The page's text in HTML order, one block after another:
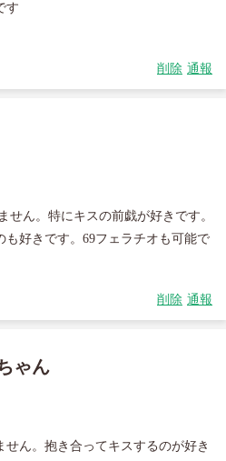
す
削除 通報
も好きです。69フェラチオも可能で
削除 通報
ゃん
ん。抱き合ってキスするのが好き